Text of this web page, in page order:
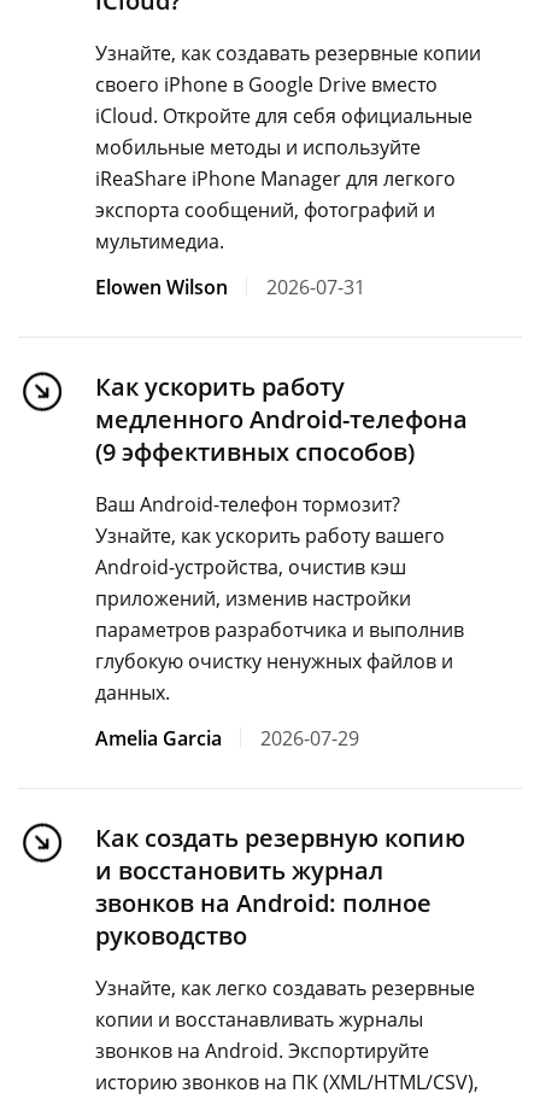
Узнайте, как создавать резервные копии
своего iPhone в Google Drive вместо
iCloud. Откройте для себя официальные
мобильные методы и используйте
iReaShare iPhone Manager для легкого
экспорта сообщений, фотографий и
мультимедиа.
Elowen Wilson
2026-07-31
Как ускорить работу
медленного Android-телефона
(9 эффективных способов)
Ваш Android-телефон тормозит?
Узнайте, как ускорить работу вашего
Android-устройства, очистив кэш
приложений, изменив настройки
параметров разработчика и выполнив
глубокую очистку ненужных файлов и
данных.
Amelia Garcia
2026-07-29
Как создать резервную копию
и восстановить журнал
звонков на Android: полное
руководство
Узнайте, как легко создавать резервные
копии и восстанавливать журналы
звонков на Android. Экспортируйте
историю звонков на ПК (XML/HTML/CSV),